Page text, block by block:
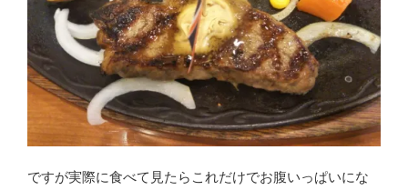
ですが実際に食べて見たらこれだけでお腹いっぱいにな